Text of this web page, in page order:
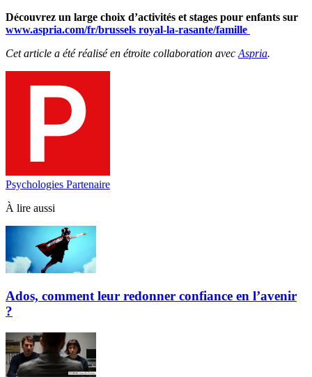
Découvrez un large choix d’activités et stages pour enfants sur
www.aspria.com/fr/brussels royal-la-rasante/famille
Cet article a été réalisé en étroite collaboration avec Aspria.
Psychologies Partenaire
À lire aussi
Ados, comment leur redonner confiance en l’avenir
?